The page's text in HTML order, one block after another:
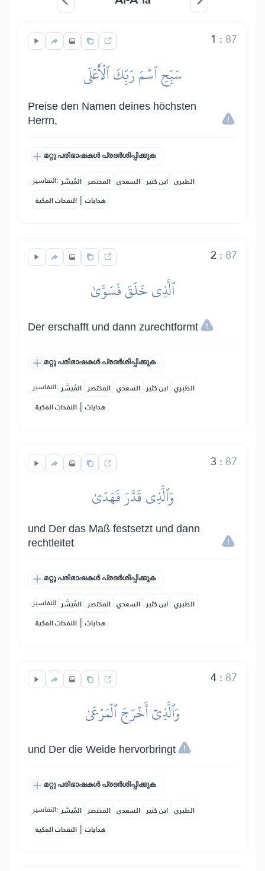
1 : 87
سَبِّحِ ٱسۡمَ رَبِّكَ ٱلۡأَعۡلَى
Preise den Namen deines höchsten
Herrn,
മറ്റു പരിഭാഷകൾ പ്രദർശിപ്പിക്കുക
التفاسير: المُيسَّر المختصر السعدي ابن كثير الطبري
النفحات المكية | هدايات
2 : 87
ٱلَّذِي خَلَقَ فَسَوَّىٰ
Der erschafft und dann zurechtformt
മറ്റു പരിഭാഷകൾ പ്രദർശിപ്പിക്കുക
التفاسير: المُيسَّر المختصر السعدي ابن كثير الطبري
النفحات المكية | هدايات
3 : 87
وَٱلَّذِي قَدَّرَ فَهَدَىٰ
und Der das Maß festsetzt und dann
rechtleitet
മറ്റു പരിഭാഷകൾ പ്രദർശിപ്പിക്കുക
التفاسير: المُيسَّر المختصر السعدي ابن كثير الطبري
النفحات المكية | هدايات
4: 87
وَٱلَّذِيٓ أَخۡرَجَ ٱلۡمَرۡعَىٰ
und Der die Weide hervorbringt
മറ്റു പരിഭാഷകൾ പ്രദർശിപ്പിക്കുക
التفاسير: المُيسَّر المختصر السعدي ابن كثير الطبري
النفحات المكية | هدايات